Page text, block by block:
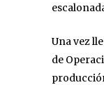
Una vez
de